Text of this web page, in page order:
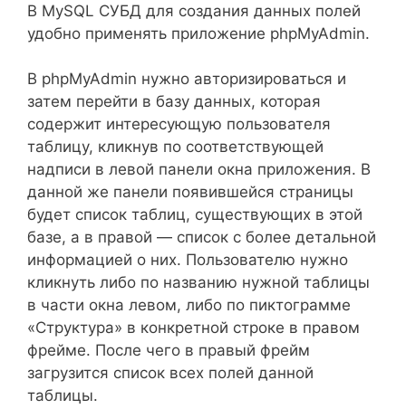
В MySQL СУБД для создания данных полей
удобно применять приложение phpMyAdmin.
В phpMyAdmin нужно авторизироваться и
затем перейти в базу данных, которая
содержит интересующую пользователя
таблицу, кликнув по соответствующей
надписи в левой панели окна приложения. В
данной же панели появившейся страницы
будет список таблиц, существующих в этой
базе, а в правой — список с более детальной
информацией о них. Пользователю нужно
кликнуть либо по названию нужной таблицы
в части окна левом, либо по пиктограмме
«Структура» в конкретной строке в правом
фрейме. После чего в правый фрейм
загрузится список всех полей данной
таблицы.